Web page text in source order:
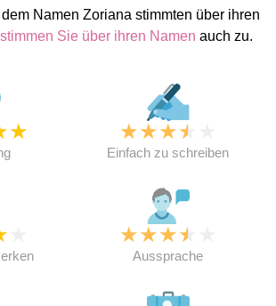
Namen Zoriana stimmten über ihren
stimmen Sie über ihren Namen auch zu.
★ ★★★★
Einfach zu schreiben
★★★★
Aussprache